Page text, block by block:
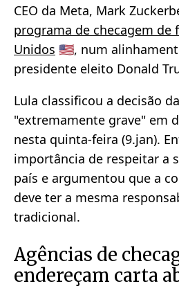
CEO da Meta, Mark
programa de checagem de
Unidos 🇺🇸, num
presidente eleito Donald
Lula classificou a decisão
"extremamente grave" em
nesta quinta-feira (9.jan).
importância de respeitar a
país e argumentou que a
deve ter a mesma
tradicional.
Agências de
endereçam carta